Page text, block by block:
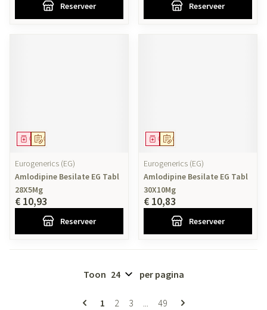
Reserveer Reserveer
Op voorschrift
Geneesmiddel
Eurogenerics (EG)
Amlodipine Besilate EG Tabl
28X5Mg
€ 10,93
Reserveer
Op voorschrift
Geneesmiddel
Eurogenerics (EG)
Amlodipine Besilate EG Tabl
30X10Mg
€ 10,83
Reserveer
Pagina's
U lees momenteel pagina
1 Pagina
2 Pagina
3 ... Pagina
49
Toon per pagina